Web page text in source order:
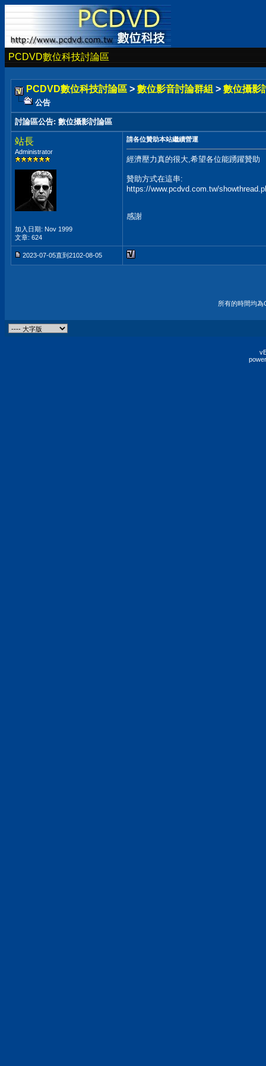
PCDVD數位科技討論區
PCDVD數位科技討論區 > 數位影音討論群組 > 數位攝影
公告
討論區公告: 數位攝影討論區
站長
Administrator
加入日期: Nov 1999
文章: 624
請各位贊助本站繼續營運
經濟壓力真的很大,希望各位能踴躍贊助
贊助方式在這串:
https://www.pcdvd.com.tw/
感謝
2023-07-05直到2102-08-05
所有的時間均為